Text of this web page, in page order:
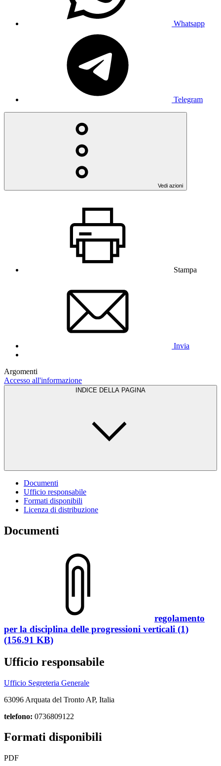
Whatsapp
Telegram
Vedi azioni
Stampa
Invia
Argomenti
Accesso all'informazione
INDICE DELLA PAGINA
Documenti
Ufficio responsabile
Formati disponibili
Licenza di distribuzione
Documenti
regolamento
per la disciplina delle progressioni verticali (1)
(156.91 KB)
Ufficio responsabile
Ufficio Segreteria Generale
63096 Arquata del Tronto AP, Italia
telefono: 0736809122
Formati disponibili
PDF